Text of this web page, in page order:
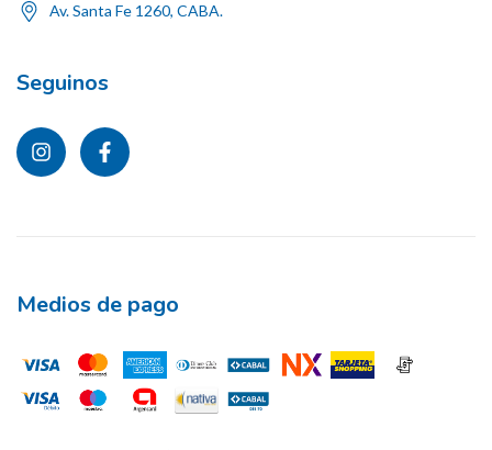
Av. Santa Fe 1260, CABA.
Seguinos
Medios de pago